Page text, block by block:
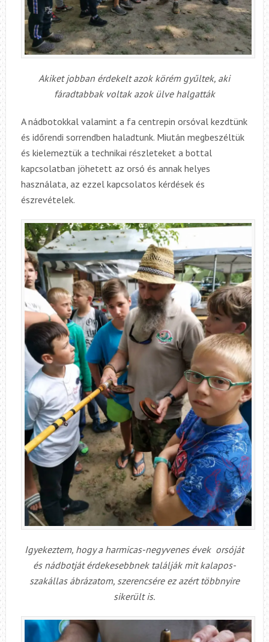
Akiket jobban érdekelt azok körém gyűltek, aki
fáradtabbak voltak azok ülve halgatták
A nádbotokkal valamint a fa centrepin orsóval kezdtünk
és időrendi sorrendben haladtunk. Miután megbeszéltük
és kielemeztük a technikai részleteket a bottal
kapcsolatban jöhetett az orsó és annak helyes
használata, az ezzel kapcsolatos kérdések és
észrevételek.
Igyekeztem, hogy a harmicas-negyvenes évek orsóját
és nádbotját érdekesebbnek találják mit kalapos-
szakállas ábrázatom, szerencsére ez azért többnyire
sikerült is.